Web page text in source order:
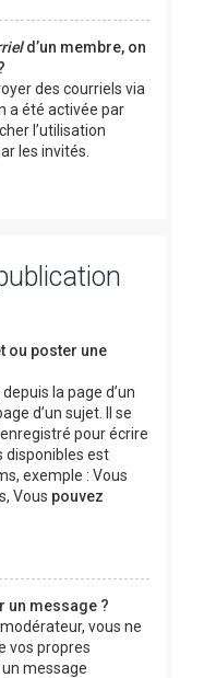
d’un membre, on
des courriels via
a été activée par
l’utilisation
les invités.
ou poster une
la page d’un
d’un sujet. Il se
pour écrire
disponibles est
exemple : Vous
Vous pouvez
un message ?
vous ne
vos propres
message